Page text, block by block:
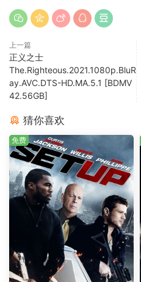
上一篇
正义之士
The.Righteous.2021.1080p.BluR
ay.AVC.DTS-HD.MA.5.1 [BDMV
42.56GB]
猜你喜欢
免费